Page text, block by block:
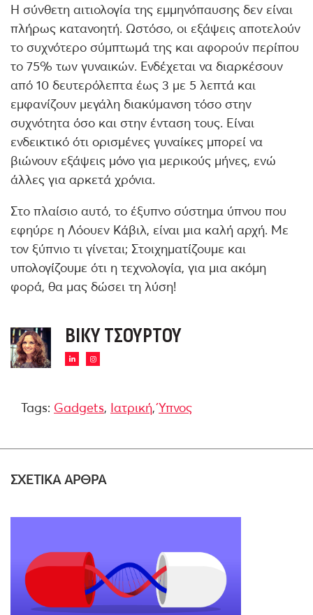
Η σύνθετη αιτιολογία της εμμηνόπαυσης δεν είναι
πλήρως κατανοητή. Ωστόσο, οι εξάψεις αποτελούν
το συχνότερο σύμπτωμά της και αφορούν περίπου
το 75% των γυναικών. Ενδέχεται να διαρκέσουν
από 10 δευτερόλεπτα έως 3 με 5 λεπτά και
εμφανίζουν μεγάλη διακύμανση τόσο στην
συχνότητα όσο και στην ένταση τους. Είναι
ενδεικτικό ότι ορισμένες γυναίκες μπορεί να
βιώνουν εξάψεις μόνο για μερικούς μήνες, ενώ
άλλες για αρκετά χρόνια.
Στο πλαίσιο αυτό, το έξυπνο σύστημα ύπνου που
εφηύρε η Λόουεν Κάβιλ, είναι μια καλή αρχή. Με
τον ξύπνιο τι γίνεται; Στοιχηματίζουμε και
υπολογίζουμε ότι η τεχνολογία, για μια ακόμη
φορά, θα μας δώσει τη λύση!
ΒΊΚΥ ΤΣΟΎΡΤΟΥ
Tags: Gadgets, Ιατρική,Ύπνος
ΣΧΕΤΙΚΑ ΑΡΘΡΑ